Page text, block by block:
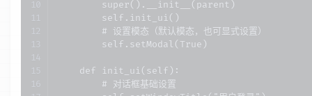
        super().__init__(parent)
        self.init_ui()
        # 设置模态（默认模态，也可显式设置）
        self.setModal(True)
    def init_ui(self):
        # 对话框基础设置